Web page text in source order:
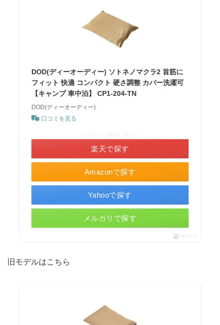
DOD(ディーオーディー) ソトネノマクラ2 首筋に
フィット 快適 コンパクト 硬さ調整 カバー洗濯可
【キャンプ 車中泊】 CP1-204-TN
DOD(ディーオーディー)
口コミを見る
Amazonで探す
楽天で探す
Yahooで探す
メルカリで探す
ポチップ
旧モデルはこちら